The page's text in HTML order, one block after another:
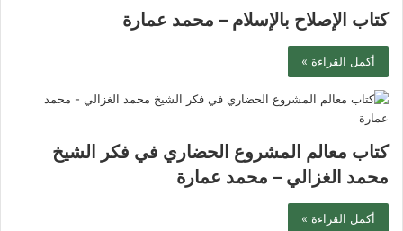
كتاب الإصلاح بالإسلام – محمد عمارة
أكمل القراءة »
كتاب معالم المشروع الحضاري في فكر الشيخ
محمد الغزالي – محمد عمارة
أكمل القراءة »